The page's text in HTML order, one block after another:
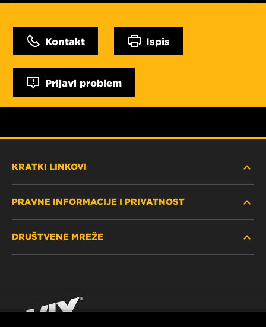
Kontakt Ispis
Prijavi problem
KRATKI LINKOVI
GDJE KUPITI
KONTAKTIRAJTE NAS
PRAVNE INFORMACIJE I PRIVATNOST
IMPRESSUM
DRUŠTVENE MREŽE
YouTube